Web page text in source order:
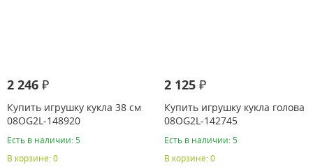
2 246 ₽
Купить игрушку кукла 38 см
08OG2L-148920
Есть в наличии: 5
В корзине: 0
2 125 ₽
Купить игрушку кукла голова
08OG2L-142745
Есть в наличии: 5
В корзине: 0